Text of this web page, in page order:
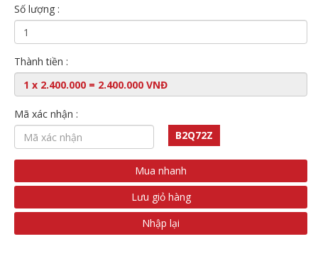
Số lượng :
Thành tiền :
Mã xác nhận :
B2Q72Z
Mua nhanh
Lưu giỏ hàng
Nhập lại